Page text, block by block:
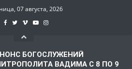
07 августа, 2026
БОГОСЛУЖЕНИЙ
ВАДИМА С 8 ПО 9